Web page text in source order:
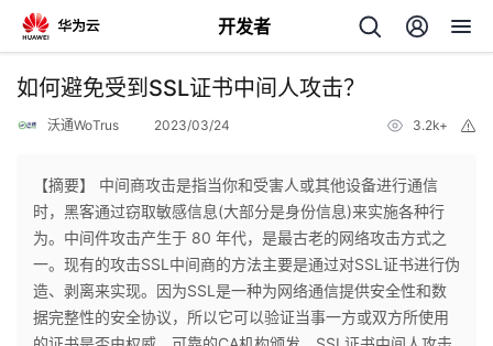
开发者
返
个
人
我
如何避免受到SSL证书中间人攻击？
沃通WoTrus 2023/03/24 3.2k+
【摘要】 中间商攻击是指当你和受害人或其他设备进行通信
时，黑客通过窃取敏感信息(大部分是身份信息)来实施各种行
为。中间件攻击产生于 80 年代，是最古老的网络攻击方式之
一。现有的攻击SSL中间商的方法主要是通过对SSL证书进行伪
造、剥离来实现。因为SSL是一种为网络通信提供安全性和数
据完整性的安全协议，所以它可以验证当事一方或双方所使用